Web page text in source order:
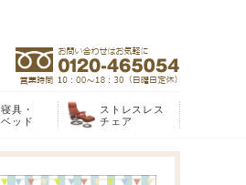
寝具・
ベッド
ストレスレス
チェア